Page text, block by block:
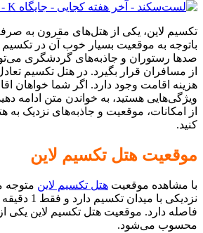
تکسیم لاین، یکی از هتل‌های مقرون به
باتوجه به موقعیت بسیار خوب آن در
صدها رستوران و جاذبه‌های گردشگری
از مسافران قرار بگیرد. در هتل تکسیم
هزینه اقامت وجود دارد. اگر شما خواهان
ویژگی‌هایی هستید، به خواندن متن ادامه
از امکانات، موقعیت و جاذبه‌های نزدیک
کنید.
موقعیت هتل تکسیم لاین
با مشاهده موقعیت هتل تکسیم لاین متوجه
نزدیکی با
فاصله دارد. موقعیت هتل تکسیم لاین یکی
محسوب می‌شود.